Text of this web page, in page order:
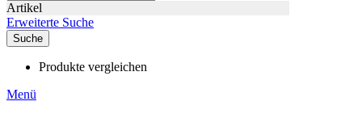
Artikel
Erweiterte Suche
Suche
Produkte vergleichen
Menü